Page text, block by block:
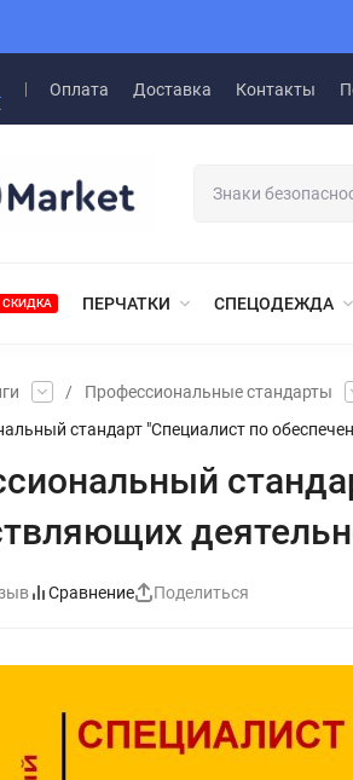
Оплата Доставка Контакты
СКИДКА ПЕРЧАТКИ СПЕЦОДЕЖДА
/ Профессиональные стандарты
стандарт "Специалист по
Сравнение Поделиться